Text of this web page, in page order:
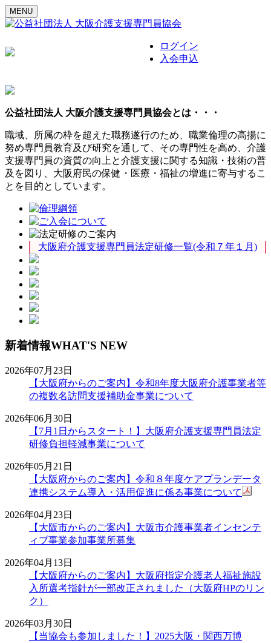
MENU
ログイン
入会申込
公益社団法人 大阪介護支援専門員協会とは・・・
職域、所属の枠を超えた職務遂行のため、職業倫理の高揚に
努め専門員教育及び研究を通して、その専門性を高め、介護
支援専門員の資質の向上と介護支援に関する知識・技術の普
及を図り、大阪府民の保健・医療・福祉の増進に寄与するこ
とを目的としています。
大阪府介護支援専門員法定研修一覧(令和７年１月)
新着情報WHAT'S NEW
2026年07月23日
【大阪府からのご案内】令和8年度大阪府介護事業者等
の複数名訪問支援補助金事業について
2026年06月30日
【7月1日からスタート！】大阪府介護支援専門員法定
研修負担軽減事業について
2026年05月21日
【大阪府からのご案内】令和８年度ケアプランデータ
連携システム導入・活用促進に係る事業について
2026年04月23日
【大阪市からのご案内】大阪市介護事業者インセンテ
ィブ事業参加事業所募集
2026年04月13日
【大阪府からのご案内】大阪府指定介護老人福祉施設
入所選考指針が一部改正されました（大阪府HPのリン
ク）
2026年03月30日
【当協会も参加しました！】2025大阪・関西万博